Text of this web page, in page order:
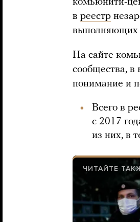
комьюнити-
в реестр
выполняющих
На сайте
сообщества,
понимание и
Всего в
с 2017
из них, в
ЧИТАЙТЕ